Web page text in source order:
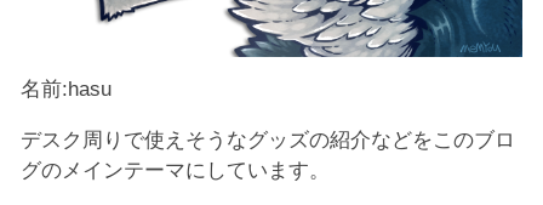
名前:hasu
デスク周りで使えそうなグッズの紹介などをこのブロ
グのメインテーマにしています。